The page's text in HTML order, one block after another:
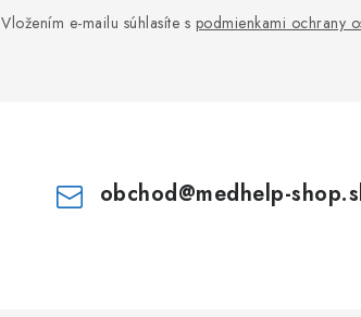
Vložením e-mailu súhlasíte s podmienkami ochrany
obchod@medhelp-